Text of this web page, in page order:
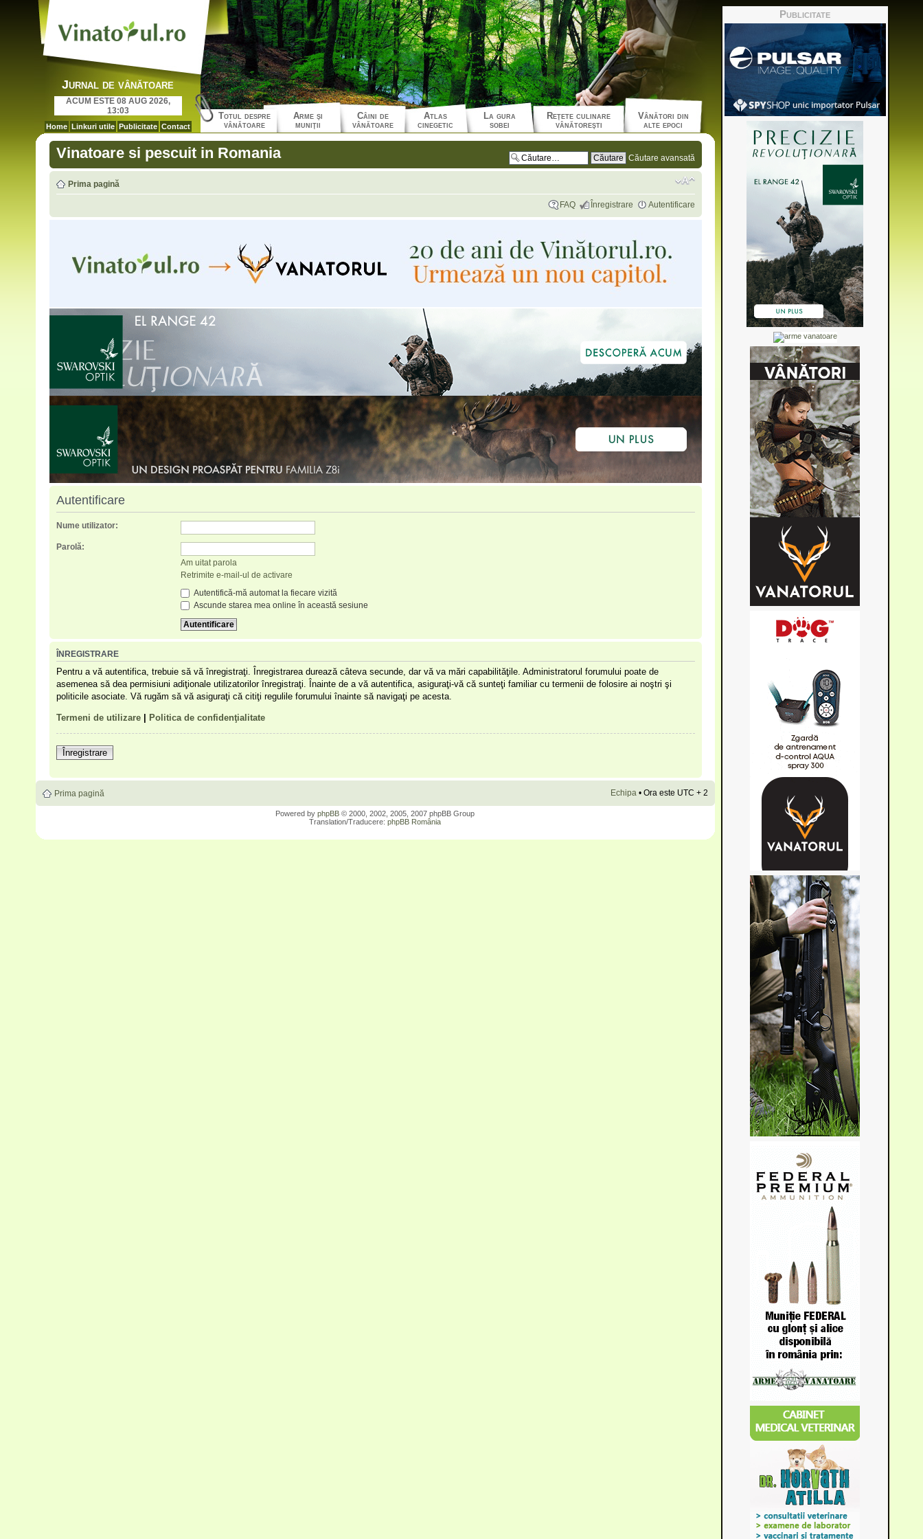
Jurnal de vânătoare
ACUM ESTE 08 AUG 2026,
13:03
Home Linkuri utile Publicitate Contact
Totul despre
vânătoare
Arme şi
muniţii
Câini de
vânătoare
Atlas
cinegetic
La gura
sobei
Reţete culinare
vânătoreşti
Vânători din
alte epoci
Vinatoare si pescuit in Romania Căutare avansată
Prima pagină
FAQ Înregistrare Autentificare
Autentificare
Nume utilizator:
Parolă:
Am uitat parola
Retrimite e-mail-ul de activare
Autentifică-mă automat la fiecare vizită
Ascunde starea mea online în această sesiune
ÎNREGISTRARE
Pentru a vă autentifica, trebuie să vă înregistraţi. Înregistrarea durează câteva secunde, dar vă va mări capabilităţile. Administratorul forumului poate de
asemenea să dea permisiuni adiţionale utilizatorilor înregistraţi. Înainte de a vă autentifica, asiguraţi-vă că sunteţi familiar cu termenii de folosire ai noştri şi
politicile asociate. Vă rugăm să vă asiguraţi că citiţi regulile forumului înainte să navigaţi pe acesta.
Termeni de utilizare| Politica de confidenţialitate
Înregistrare
Prima pagină Echipa• Ora este UTC + 2
Powered by phpBB © 2000, 2002, 2005, 2007 phpBB Group
Translation/Traducere: phpBB România
Publicitate